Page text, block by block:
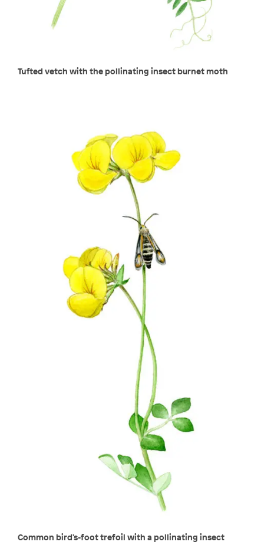
Tufted vetch with the pollinating insect burnet moth
Common bird's-foot trefoil with a pollinating insect